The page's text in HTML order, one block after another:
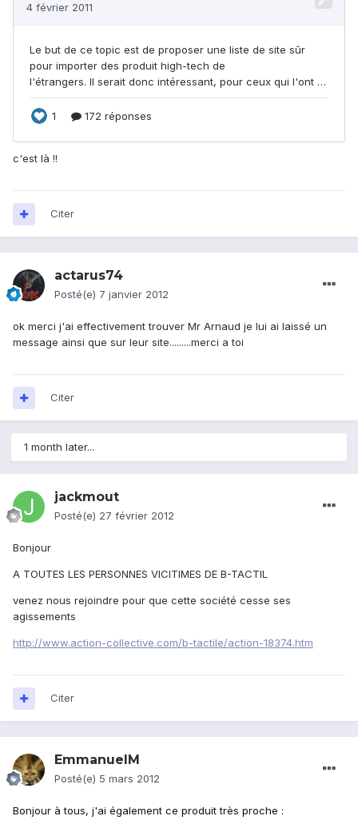
c'est là !!
Citer
actarus74
Posté(e) 7 janvier 2012
ok merci j'ai effectivement trouver Mr Arnaud je lui ai laissé un
message ainsi que sur leur site.........merci a toi
Citer
1 month later...
jackmout
Posté(e) 27 février 2012
Bonjour
A TOUTES LES PERSONNES VICITIMES DE B-TACTIL
venez nous rejoindre pour que cette société cesse ses
agissements
http://www.action-collective.com/b-tactile/action-18374.htm
Citer
EmmanuelM
Posté(e) 5 mars 2012
Bonjour à tous, j'ai également ce produit très proche :